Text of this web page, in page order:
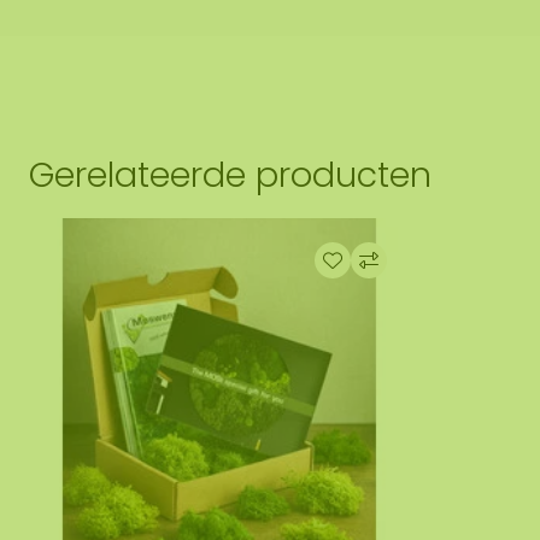
natuurproduct is, is ieder mosschilderij uniek. Hierdoor
aangeschafte mosschilderij afwijken van de
maat wensen? Neem contact met ons op via
Gerelateerde producten